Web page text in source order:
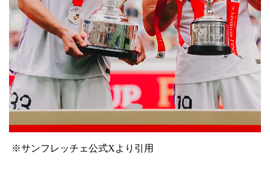
※サンフレッチェ公式Xより引用